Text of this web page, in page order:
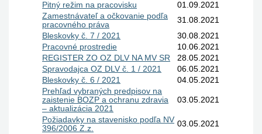
Pitný režim na pracovisku
01.09.2021
Zamestnávateľ a očkovanie podľa
pracovného práva
31.08.2021
Bleskovky č. 7 / 2021
30.08.2021
Pracovné prostredie
10.06.2021
REGISTER ZO OZ DLV NA MV SR
28.05.2021
Spravodajca OZ DLV č. 1 / 2021
06.05.2021
Bleskovky č. 6 / 2021
04.05.2021
Prehľad vybraných predpisov na
zaistenie BOZP a ochranu zdravia
– aktualizácia 2021
03.05.2021
Požiadavky na stavenisko podľa NV
396/2006 Z.z.
03.05.2021